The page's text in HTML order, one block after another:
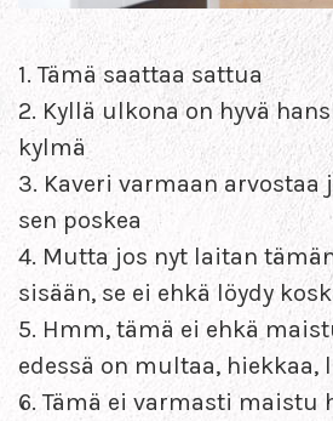
1. Tämä saattaa sattua
2. Kyllä ulkona on hyvä
kylmä
3. Kaveri varmaan arvostaa
sen poskea
4. Mutta jos nyt laitan
sisään, se ei ehkä löydy
5. Hmm, tämä ei ehkä
edessä on multaa, hiekkaa,
6. Tämä ei varmasti maistu